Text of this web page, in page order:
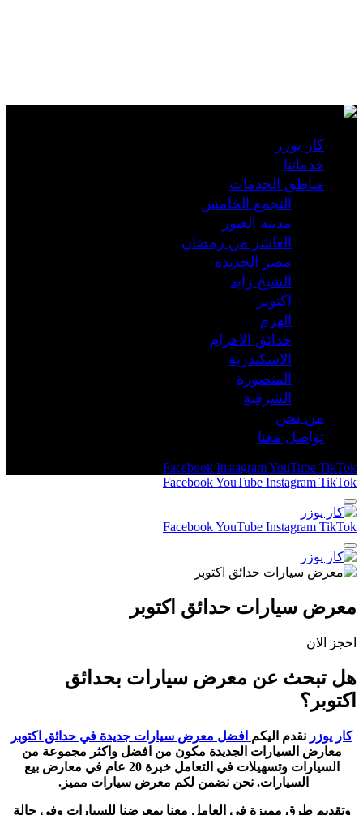
كار يوزر
خدماتنا
مناطق الخدمات
التجمع الخامس
مدينة العبور
العاشر من رمضان
مصر الجديدة
الشيخ زايد
اكتوبر
الهرم
حدائق الاهرام
الاسكندرية
المنصورة
الشرقية
من نحن
تواصل معنا
Facebook InstagramYouTube TikTok
FacebookYouTube Instagram TikTok
FacebookYouTube Instagram TikTok
معرض سيارات حدائق اكتوبر
احجز الان
هل تبحث عن معرض سيارات بحدائق
اكتوبر؟
كار يوزر نقدم اليكم افضل معرض سيارات جديدة في حدائق اكتوبر
معارض السيارات الجديدة مكون من افضل واكثر مجموعة من
السيارات وتسهيلات في التعامل خبرة 20 عام في معارض بيع
السيارات. نحن نضمن لكم معرض سيارات مميز.
وتقديم طرق مميزة في العامل معنا بمعرضنا للسيارات وفي حالة